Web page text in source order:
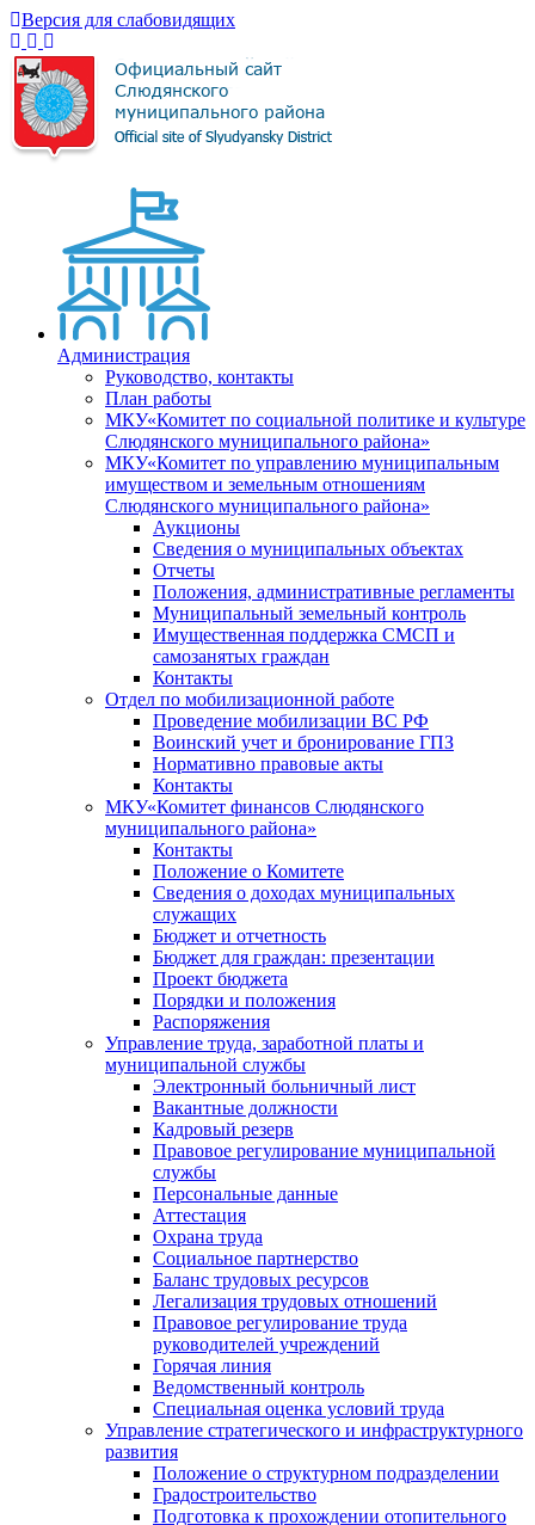
Версия для слабовидящих
Администрация
Руководство, контакты
План работы
МКУ«Комитет по социальной политике и культуре
Слюдянского муниципального района»
МКУ«Комитет по управлению муниципальным
имуществом и земельным отношениям
Слюдянского муниципального района»
Аукционы
Сведения о муниципальных объектах
Отчеты
Положения, административные регламенты
Муниципальный земельный контроль
Имущественная поддержка СМСП и
самозанятых граждан
Контакты
Отдел по мобилизационной работе
Проведение мобилизации ВС РФ
Воинский учет и бронирование ГПЗ
Нормативно правовые акты
Контакты
МКУ«Комитет финансов Слюдянского
муниципального района»
Контакты
Положение о Комитете
Сведения о доходах муниципальных
служащих
Бюджет и отчетность
Бюджет для граждан: презентации
Проект бюджета
Порядки и положения
Распоряжения
Управление труда, заработной платы и
муниципальной службы
Электронный больничный лист
Вакантные должности
Кадровый резерв
Правовое регулирование муниципальной
службы
Персональные данные
Аттестация
Охрана труда
Социальное партнерство
Баланс трудовых ресурсов
Легализация трудовых отношений
Правовое регулирование труда
руководителей учреждений
Горячая линия
Ведомственный контроль
Специальная оценка условий труда
Управление стратегического и инфраструктурного
развития
Положение о структурном подразделении
Градостроительство
Подготовка к прохождении отопительного